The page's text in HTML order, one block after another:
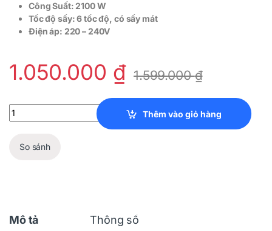
Công Suất: 2100 W
Tốc độ sấy: 6 tốc độ, có sấy mát
Điện áp: 220 – 240V
1.050.000 ₫ 1.599.000₫
Máy Sấy Tóc PHILIPS SERIES 3000 BHD340/10, Màu Tím quantity
Thêm vào giỏ hàng
So sánh
Mô tả Thông số